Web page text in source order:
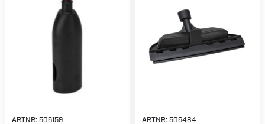
ARTNR: 506159 ARTNR: 506484